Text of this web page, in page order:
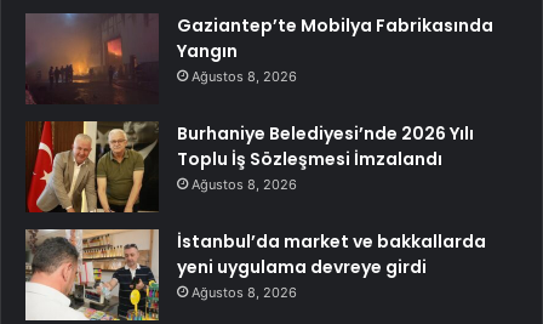
Gaziantep’te Mobilya Fabrikasında
Yangın
Ağustos 8, 2026
Burhaniye Belediyesi’nde 2026 Yılı
Toplu İş Sözleşmesi İmzalandı
Ağustos 8, 2026
İstanbul’da market ve bakkallarda
yeni uygulama devreye girdi
Ağustos 8, 2026